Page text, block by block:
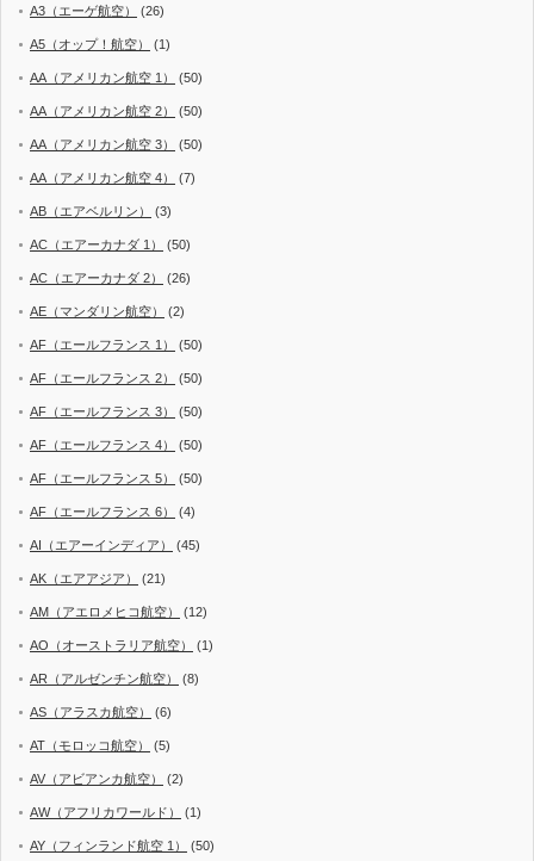
A3（エーゲ航空） (26)
A5（オップ！航空） (1)
AA（アメリカン航空 1） (50)
AA（アメリカン航空 2） (50)
AA（アメリカン航空 3） (50)
AA（アメリカン航空 4） (7)
AB（エアベルリン） (3)
AC（エアーカナダ 1） (50)
AC（エアーカナダ 2） (26)
AE（マンダリン航空） (2)
AF（エールフランス 1） (50)
AF（エールフランス 2） (50)
AF（エールフランス 3） (50)
AF（エールフランス 4） (50)
AF（エールフランス 5） (50)
AF（エールフランス 6） (4)
AI（エアーインディア） (45)
AK（エアアジア） (21)
AM（アエロメヒコ航空） (12)
AO（オーストラリア航空） (1)
AR（アルゼンチン航空） (8)
AS（アラスカ航空） (6)
AT（モロッコ航空） (5)
AV（アビアンカ航空） (2)
AW（アフリカワールド） (1)
AY（フィンランド航空 1） (50)